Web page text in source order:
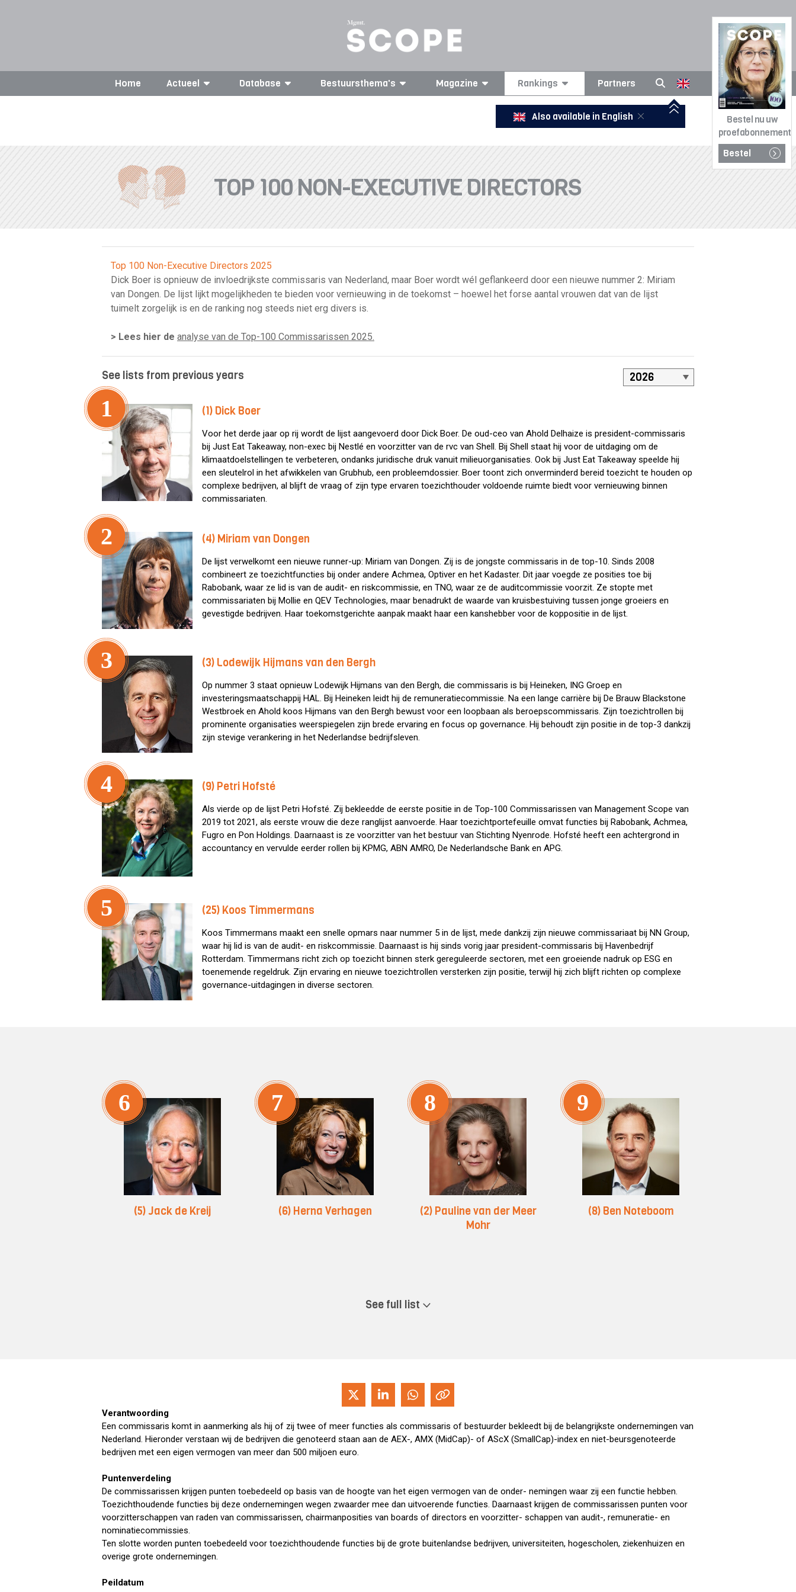
Bestel nu uw
proefabonnement
Bestel
Home Actueel Database Bestuursthema's Magazine Rankings Partners
Also available in English
TOP 100 NON-EXECUTIVE DIRECTORS
Top 100 Non-Executive Directors 2025
Dick Boer is opnieuw de invloedrijkste commissaris van Nederland, maar Boer wordt wél geflankeerd door een nieuwe nummer 2: Miriam
van Dongen. De lijst lijkt mogelijkheden te bieden voor vernieuwing in de toekomst – hoewel het forse aantal vrouwen dat van de lijst
tuimelt zorgelijk is en de ranking nog steeds niet erg divers is.
> Lees hier de analyse van de Top-100 Commissarissen 2025.
See lists from previous years
1 (1) Dick Boer
Voor het derde jaar op rij wordt de lijst aangevoerd door Dick Boer. De oud-ceo van Ahold Delhaize is president-commissaris
bij Just Eat Takeaway, non-exec bij Nestlé en voorzitter van de rvc van Shell. Bij Shell staat hij voor de uitdaging om de
klimaatdoelstellingen te verbeteren, ondanks juridische druk vanuit milieuorganisaties. Ook bij Just Eat Takeaway speelde hij
een sleutelrol in het afwikkelen van Grubhub, een probleemdossier. Boer toont zich onverminderd bereid toezicht te houden op
complexe bedrijven, al blijft de vraag of zijn type ervaren toezichthouder voldoende ruimte biedt voor vernieuwing binnen
commissariaten.
2 (4) Miriam van Dongen
De lijst verwelkomt een nieuwe runner-up: Miriam van Dongen. Zij is de jongste commissaris in de top-10. Sinds 2008
combineert ze toezichtfuncties bij onder andere Achmea, Optiver en het Kadaster. Dit jaar voegde ze posities toe bij
Rabobank, waar ze lid is van de audit- en riskcommissie, en TNO, waar ze de auditcommissie voorzit. Ze stopte met
commissariaten bij Mollie en QEV Technologies, maar benadrukt de waarde van kruisbestuiving tussen jonge groeiers en
gevestigde bedrijven. Haar toekomstgerichte aanpak maakt haar een kanshebber voor de koppositie in de lijst.
3 (3) Lodewijk Hijmans van den Bergh
Op nummer 3 staat opnieuw Lodewijk Hijmans van den Bergh, die commissaris is bij Heineken, ING Groep en
investeringsmaatschappij HAL. Bij Heineken leidt hij de remuneratiecommissie. Na een lange carrière bij De Brauw Blackstone
Westbroek en Ahold koos Hijmans van den Bergh bewust voor een loopbaan als beroepscommissaris. Zijn toezichtrollen bij
prominente organisaties weerspiegelen zijn brede ervaring en focus op governance. Hij behoudt zijn positie in de top-3 dankzij
zijn stevige verankering in het Nederlandse bedrijfsleven.
4 (9) Petri Hofsté
Als vierde op de lijst Petri Hofsté. Zij bekleedde de eerste positie in de Top-100 Commissarissen van Management Scope van
2019 tot 2021, als eerste vrouw die deze ranglijst aanvoerde. Haar toezichtportefeuille omvat functies bij Rabobank, Achmea,
Fugro en Pon Holdings. Daarnaast is ze voorzitter van het bestuur van Stichting Nyenrode. Hofsté heeft een achtergrond in
accountancy en vervulde eerder rollen bij KPMG, ABN AMRO, De Nederlandsche Bank en APG.
5 (25) Koos Timmermans
Koos Timmermans maakt een snelle opmars naar nummer 5 in de lijst, mede dankzij zijn nieuwe commissariaat bij NN Group,
waar hij lid is van de audit- en riskcommissie. Daarnaast is hij sinds vorig jaar president-commissaris bij Havenbedrijf
Rotterdam. Timmermans richt zich op toezicht binnen sterk gereguleerde sectoren, met een groeiende nadruk op ESG en
toenemende regeldruk. Zijn ervaring en nieuwe toezichtrollen versterken zijn positie, terwijl hij zich blijft richten op complexe
governance-uitdagingen in diverse sectoren.
6
(5) Jack de Kreij
7
(6) Herna Verhagen
8
(2) Pauline van der Meer
Mohr
9
(8) Ben Noteboom
See full list
Verantwoording
Een commissaris komt in aanmerking als hij of zij twee of meer functies als commissaris of bestuurder bekleedt bij de belangrijkste ondernemingen van
Nederland. Hieronder verstaan wij de bedrijven die genoteerd staan aan de AEX-, AMX (MidCap)- of AScX (SmallCap)-index en niet-beursgenoteerde
bedrijven met een eigen vermogen van meer dan 500 miljoen euro.
Puntenverdeling
De commissarissen krijgen punten toebedeeld op basis van de hoogte van het eigen vermogen van de onder- nemingen waar zij een functie hebben.
Toezichthoudende functies bij deze ondernemingen wegen zwaarder mee dan uitvoerende functies. Daarnaast krijgen de commissarissen punten voor
voorzitterschappen van raden van commissarissen, chairmanposities van boards of directors en voorzitter- schappen van audit-, remuneratie- en
nominatiecommissies.
Ten slotte worden punten toebedeeld voor toezichthoudende functies bij de grote buitenlandse bedrijven, universiteiten, hogescholen, ziekenhuizen en
overige grote ondernemingen.
Peildatum